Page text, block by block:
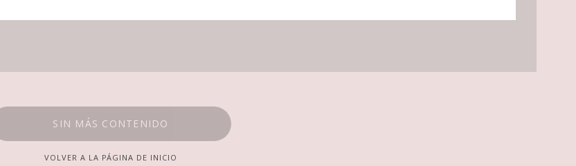
SIN MÁS CONTENIDO
VOLVER A LA PÁGINA DE INICIO